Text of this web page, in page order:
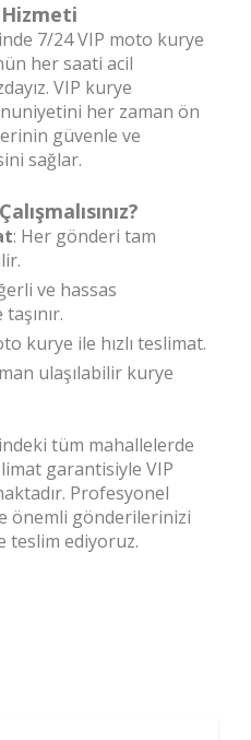
7/24 VIP moto kurye
her saati acil
VIP kurye
her zaman ön
güvenle ve
sağlar.
: Her gönderi tam
ve hassas
kurye ile hızlı teslimat.
ulaşılabilir kurye
tüm mahallelerde
garantisiyle VIP
Profesyonel
önemli gönderilerinizi
teslim ediyoruz.